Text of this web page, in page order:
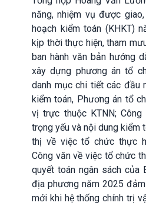
năng, nhiệm vụ được
hoạch kiểm toán (KHKT)
kịp thời thực hiện, tham
ban hành văn bản hướng
xây dựng phương án tổ
danh mục chi tiết các đầu
kiểm toán, Phương án tổ
vị trực thuộc KTNN;
trọng yếu và nội dung kiểm
thị về việc tổ chức thực
Công văn về việc tổ chức
quyết toán ngân sách của
địa phương năm 2025
mới khi hệ thống chính trị